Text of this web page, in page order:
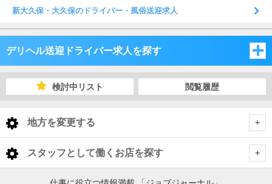
新大久保・大久保のドライバー・風俗送迎求人
デリヘル送迎ドライバー求人を探す
東京都
検討中リスト 閲覧履歴
地方を変更する
< 全国トップ
北海道 男性高収入
スタッフとして働くお店を探す